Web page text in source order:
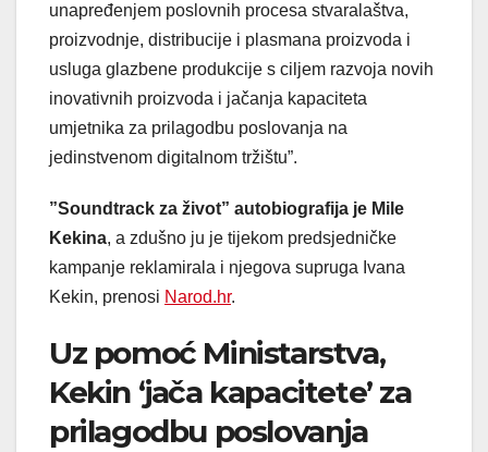
unapređenjem poslovnih procesa stvaralaštva,
proizvodnje, distribucije i plasmana proizvoda i
usluga glazbene produkcije s ciljem razvoja novih
inovativnih proizvoda i jačanja kapaciteta
umjetnika za prilagodbu poslovanja na
jedinstvenom digitalnom tržištu”.
”Soundtrack za život” autobiografija je Mile
Kekina, a zdušno ju je tijekom predsjedničke
kampanje reklamirala i njegova supruga Ivana
Kekin, prenosi Narod.hr.
Uz pomoć Ministarstva,
Kekin ‘jača kapacitete’ za
prilagodbu poslovanja